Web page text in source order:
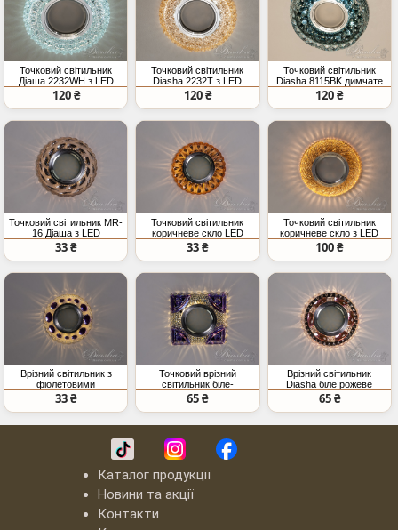
Точковий світильник
Діаша 2232WH з LED
підсвічуванням білий
120 ₴
Точковий світильник
Diasha 2232T з LED
підсвічуванням біле
світло
120 ₴
Точковий світильник
Diasha 8115BK димчате
скло з LED підсвіткою
120 ₴
Точковий світильник MR-
16 Діаша з LED
підсвічуванням
димчасте скло
33 ₴
Точковий світильник
коричневе скло LED
підсвічування
33 ₴
Точковий світильник
коричневе скло з LED
підсвічуванням
100 ₴
Врізний світильник з
фіолетовими
кристалами, тепле
світло
33 ₴
Точковий врізний
світильник біле-
фіолетове скло LED
підсвічування
65 ₴
Врізний світильник
Diasha біле рожеве
MR16 тепле
65 ₴
Каталог продукції
Новини та акції
Контакти